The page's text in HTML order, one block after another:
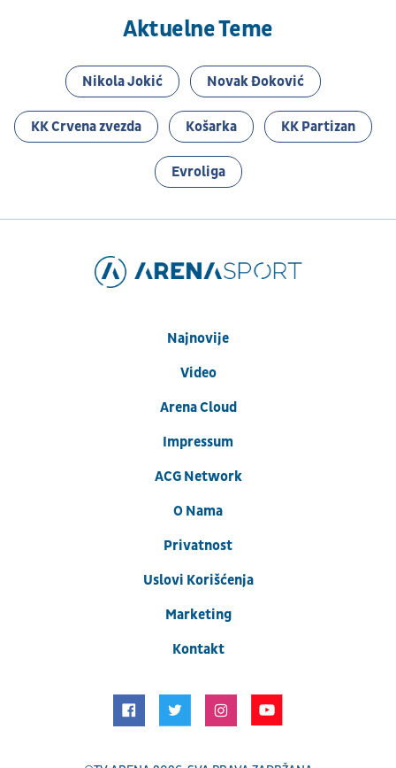
Aktuelne Teme
Nikola Jokić Novak Đoković
KK Crvena zvezda Košarka KK Partizan
Evroliga
Najnovije
Video
Arena Cloud
Impressum
ACG Network
O Nama
Privatnost
Uslovi Korišćenja
Marketing
Kontakt